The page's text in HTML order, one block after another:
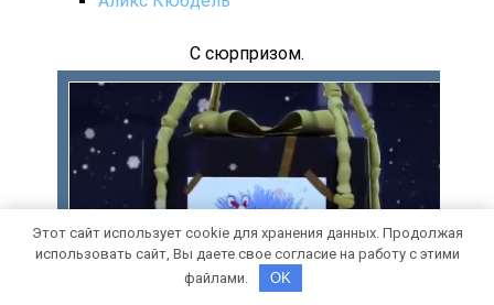
С сюрпризом.
Этот сайт использует cookie для хранения данных. Продолжая
использовать сайт, Вы даете свое согласие на работу с этими
файлами.
OK